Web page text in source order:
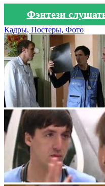
Фэнтези
Кадры, Постеры, Фото